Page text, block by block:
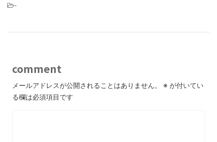
-
comment
メールアドレスが公開されることはありません。 ※ が付いてい
る欄は必須項目です